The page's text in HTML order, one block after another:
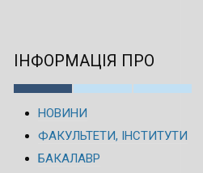
ІНФОРМАЦІЯ ПРО
НОВИНИ
ФАКУЛЬТЕТИ, ІНСТИТУТИ
БАКАЛАВР